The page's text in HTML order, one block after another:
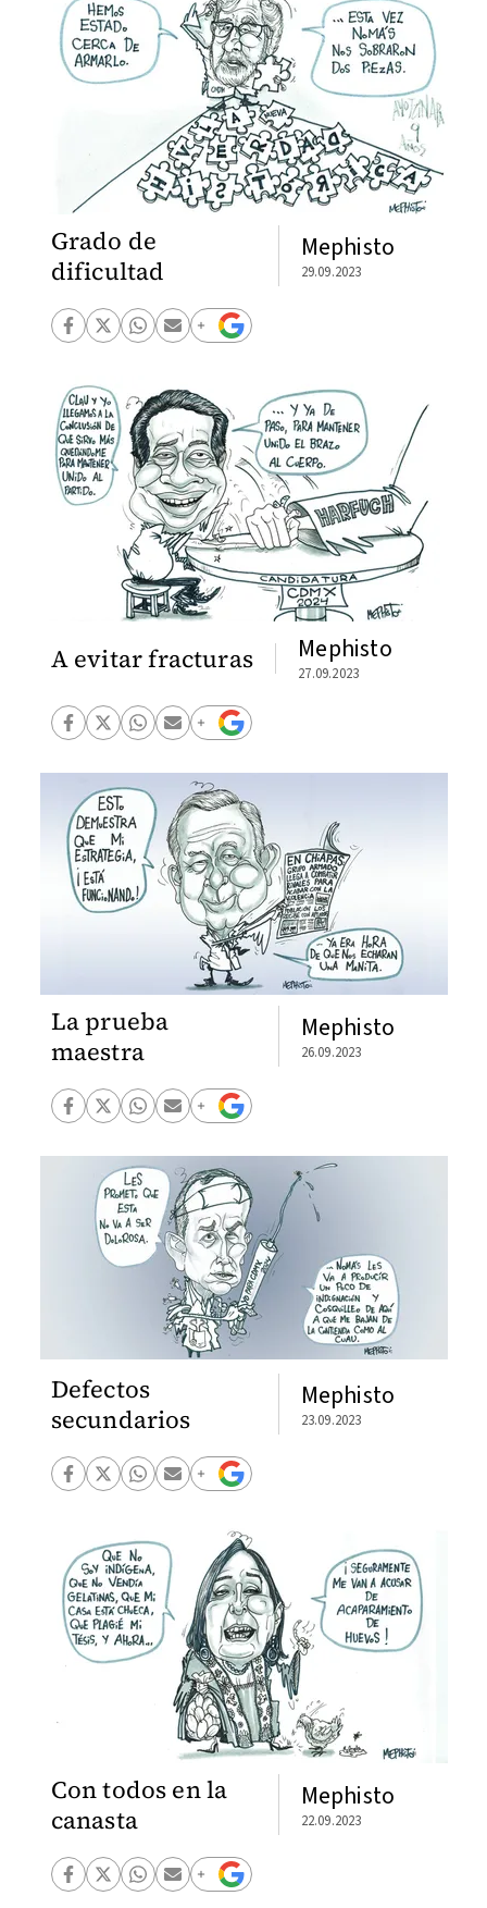
Grado de
dificultad
Mephisto
29.09.2023
A evitar fracturas Mephisto
27.09.2023
La prueba
maestra
Mephisto
26.09.2023
Defectos
secundarios
Mephisto
23.09.2023
Con todos en la
canasta
Mephisto
22.09.2023